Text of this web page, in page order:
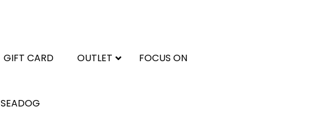
GIFT CARD OUTLET FOCUS ON
SEADOG